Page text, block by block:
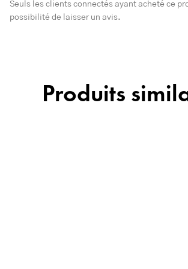
Seuls les clients connectés ayant acheté ce
possibilité de laisser un avis.
Produits